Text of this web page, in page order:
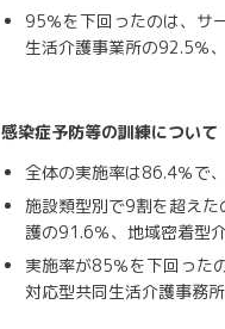
95％を下回ったのは、サ
生活介護事業所の92.5％
感染症予防等の訓練について
全体の実施率は86.4％で
施設類型別で9割を超え
護の91.6％、地域密着型
実施率が85％を下回った
対応型共同生活介護事務